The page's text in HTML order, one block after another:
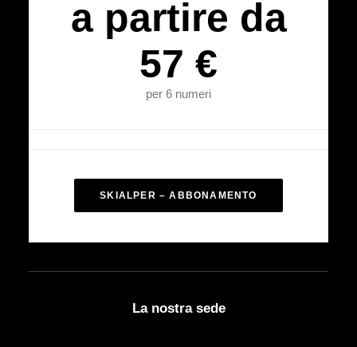
a partire da
57 €
per 6 numeri
SKIALPER – ABBONAMENTO
La nostra sede